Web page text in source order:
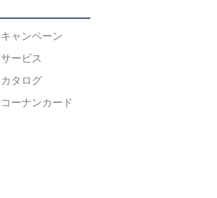
キャンペーン
サービス
カタログ
コーナンカード